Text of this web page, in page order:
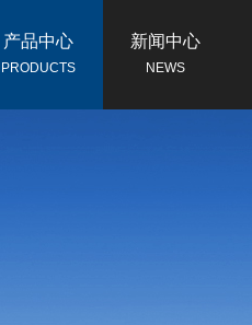
产品中心
PRODUCTS
新闻中心
NEWS